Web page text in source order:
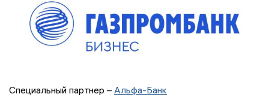
Специальный партнер – Альфа-Банк